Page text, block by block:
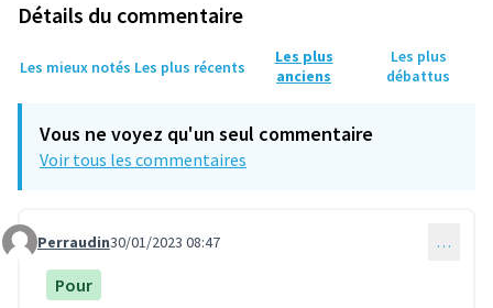
Détails du commentaire
Les mieux notés Les plus récents
Les plus
anciens
Les plus
débattus
Vous ne voyez qu'un seul commentaire
Voir tous les commentaires
Commentaire 754
Perraudin30/01/2023 08:47 …
Pour